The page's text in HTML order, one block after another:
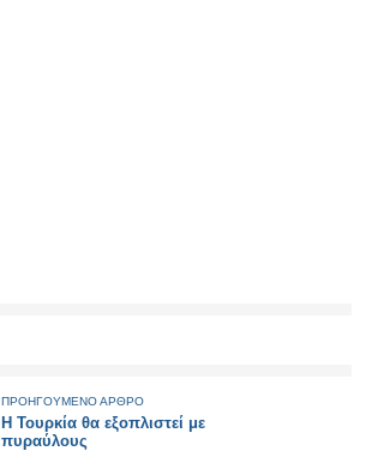
ΠΡΟΗΓΟΥΜΕΝΟ ΑΡΘΡΟ
Η Τουρκία θα εξοπλιστεί με
πυραύλους